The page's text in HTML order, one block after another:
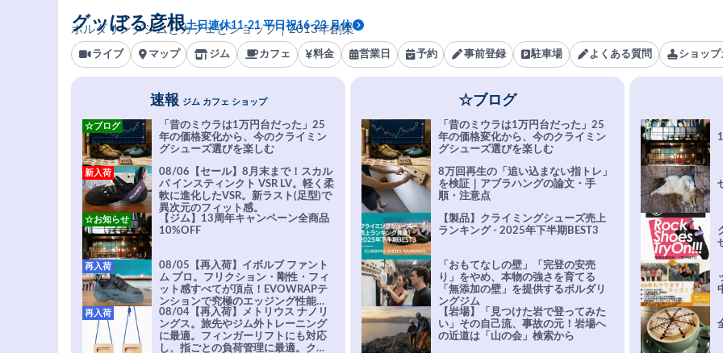
ボルダリングジムとカフェとショップ｜2013年創業
グッぼる彦根土日連休11-21 平日祝16-23 月休
ライブ マップ ジム カフェ 料金 営業日 予約 事前登録 駐車場 よくある質問 ショッ
速報 ジム カフェ ショップ
「昔のミウラは1万円台だった」25
年の価格変化から、今のクライミン
グシューズ選びを楽しむ
☆ブログ
08/06【セール】8月末まで！スカル
パ インスティンクト VSR LV。軽く柔
軟に進化したVSR。新ラスト(足型)で
異次元のフィット感。
新入荷
【ジム】13周年キャンペーン全商品
10%OFF
☆お知らせ
08/05【再入荷】イボルブ ファント
ム プロ。フリクション・剛性・フィ
ット感すべてが頂点！EVOWRAPテ
ンションで究極のエッジング性能を
実現。進化系ラバーEvo-74はTRAX
を凌駕する粘着力で極小ホールドに
安心感。
再入荷
08/04【再入荷】メトリウス ナノリ
ングス。旅先やジム外トレーニング
に最適。フィンガーリフトにも対応
し、指ごとの負荷管理に最適。クラ
再入荷
☆ブログ
「昔のミウラは1万円台だった」25
年の価格変化から、今のクライミン
グシューズ選びを楽しむ
8万回再生の「追い込まない指トレ」
を検証｜アブラハングの論文・手
順・注意点
【製品】クライミングシューズ売上
ランキング - 2025年下半期BEST3
「おもてなしの壁」「完登の安売
り」をやめ、本物の強さを育てる
「無添加の壁」を提供するボルダリ
ングジム
【岩場】「見つけた岩で登ってみた
い」その自己流、事故の元！岩場へ
の近道は「山の会」検索から